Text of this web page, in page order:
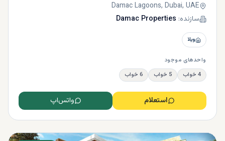
Damac Lagoons, Dubai, UAE
سازنده: Damac Properties
ویلا
واحدهای موجود
4 خواب
5 خواب 6 خواب
استعلام واتس‌اپ